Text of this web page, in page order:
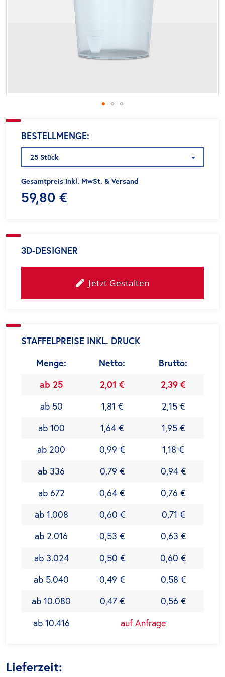
Zum
Anfang
Bildgalerie
BESTELLMENGE
25 Stück
Gesamtpreis inkl. MwSt. & Versand
59,80 €
3D-DESIGNER
Jetzt Gestalten
STAFFELPREISE INKL. DRUCK
Menge:
Netto:
Brutto:
ab 25
2,01 €
2,39 €
ab 50
1,81 €
2,15 €
ab 100
1,64 €
1,95 €
ab 200
0,99 €
1,18 €
ab 336
0,79 €
0,94 €
ab 672
0,64 €
0,76 €
ab 1.008
0,60 €
0,71 €
ab 2.016
0,53 €
0,63 €
ab 3.024
0,50 €
0,60 €
ab 5.040
0,49 €
0,58 €
ab 10.080
0,47 €
0,56 €
ab 10.416
auf Anfrage
Lieferzeit: